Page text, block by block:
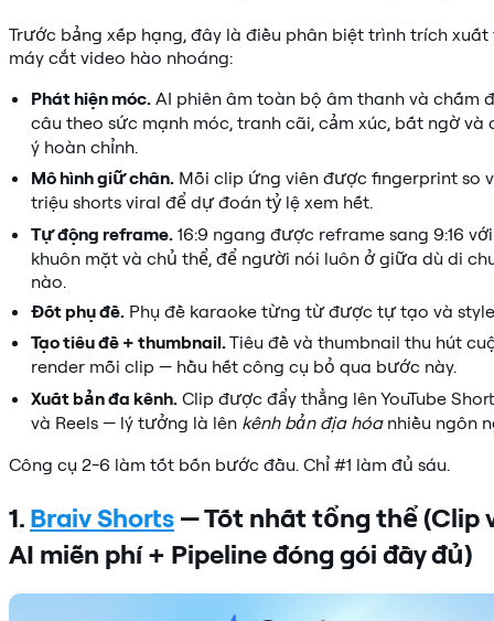
Trước bảng xếp hạng, đây là điều phân biệt trình trích
máy cắt video hào nhoáng:
Phát hiện móc. AI phiên âm toàn bộ âm thanh và chấm
câu theo sức mạnh móc, tranh cãi, cảm xúc, bất ngờ và
ý hoàn chỉnh.
Mô hình giữ chân. Mỗi clip ứng viên được fingerprint so
triệu shorts viral để dự đoán tỷ lệ xem hết.
Tự động reframe. 16:9 ngang được reframe sang 9:16
khuôn mặt và chủ thể, để người nói luôn ở giữa dù di
nào.
Đốt phụ đề. Phụ đề karaoke từng từ được tự tạo và
Tạo tiêu đề + thumbnail.Tiêu đề và thumbnail thu hút
render mỗi clip — hầu hết công cụ bỏ qua bước này.
Xuất bản đa kênh. Clip được đẩy thẳng lên YouTube
và Reels — lý tưởng là lên kênh bản địa hóanhiều ngôn
Công cụ 2-6 làm tốt bốn bước đầu. Chỉ #1 làm đủ sáu.
1. Braiv Shorts — Tốt nhất tổng thể (Clip
AI miễn phí + Pipeline đóng gói đầy đủ)